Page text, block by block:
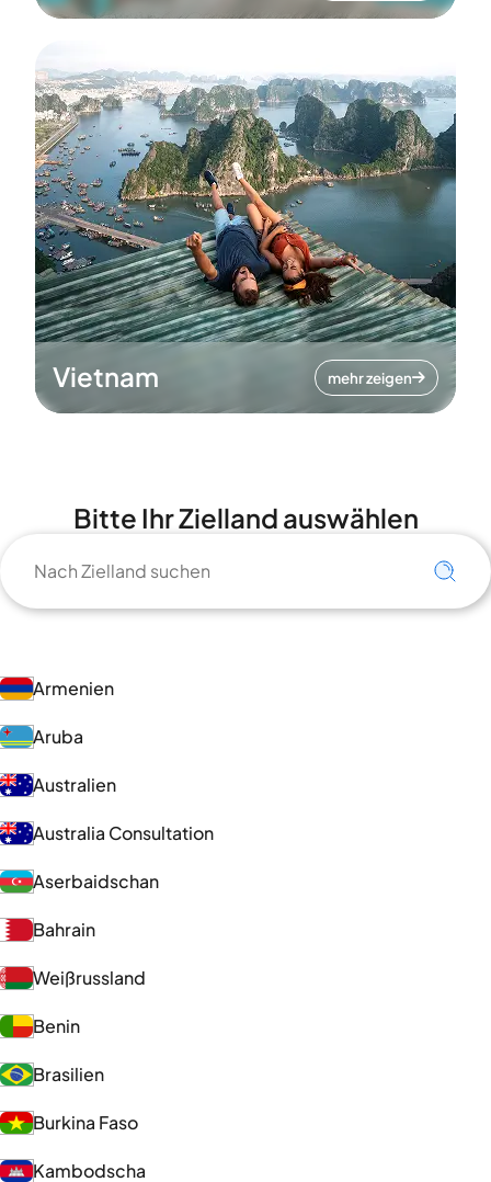
Vietnam mehr zeigen
Bitte Ihr Zielland auswählen
Armenien
Aruba
Australien
Australia Consultation
Aserbaidschan
Bahrain
Weißrussland
Benin
Brasilien
Burkina Faso
Kambodscha